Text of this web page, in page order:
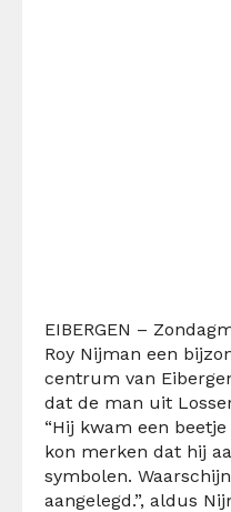
EIBERGEN –
Roy Nijman een
centrum van
dat de man uit
“Hij kwam een
kon merken dat hij
symbolen.
aangelegd.”, aldus